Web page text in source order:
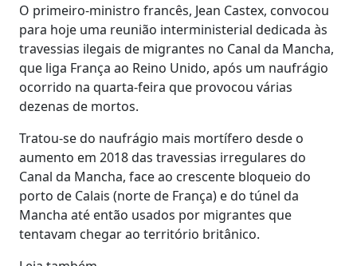
O primeiro-ministro francês, Jean Castex, convocou
para hoje uma reunião interministerial dedicada às
travessias ilegais de migrantes no Canal da Mancha,
que liga França ao Reino Unido, após um naufrágio
ocorrido na quarta-feira que provocou várias
dezenas de mortos.
Tratou-se do naufrágio mais mortífero desde o
aumento em 2018 das travessias irregulares do
Canal da Mancha, face ao crescente bloqueio do
porto de Calais (norte de França) e do túnel da
Mancha até então usados por migrantes que
tentavam chegar ao território britânico.